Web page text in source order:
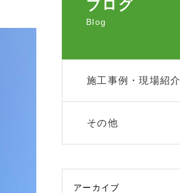
ブログ
Blog
施工事例・現場紹介
その他
アーカイブ